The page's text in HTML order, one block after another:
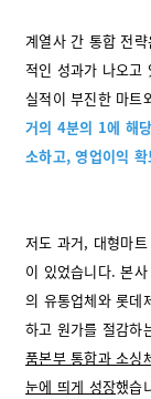
계열사 간 통합 전
적인 성과가 나오고
실적이 부진한 마
거의 4분의 1에 해
소하고, 영업이익
저도 과거, 대형마
이 있었습니다. 본
의 유통업체와 롯데
하고 원가를 절감
품본부 통합과 소싱
눈에 띄게 성장했습